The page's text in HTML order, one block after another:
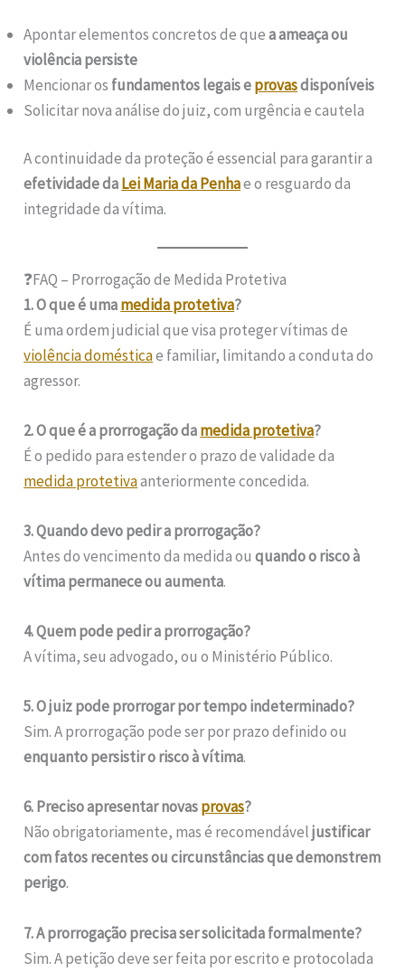
Apontar elementos concretos de quea ameaça ou
violência persiste
Mencionar os fundamentos legais eprovasdisponíveis
Solicitar nova análise do juiz, com urgência e cautela
A continuidade da proteção é essencial para garantir a
efetividade daLei Maria da Penhae o resguardo da
integridade da vítima.
❓FAQ – Prorrogação de Medida Protetiva
1. O que é umamedida protetiva?
É uma ordem judicial que visa proteger vítimas de
violência domésticae familiar, limitando a conduta do
agressor.
2. O que é a prorrogação damedida protetiva?
É o pedido para estender o prazo de validade da
medida protetivaanteriormente concedida.
3. Quando devo pedir a prorrogação?
Antes do vencimento da medida ouquando o risco à
vítima permanece ou aumenta.
4. Quem pode pedir a prorrogação?
A vítima, seu advogado, ou o Ministério Público.
5. O juiz pode prorrogar por tempo indeterminado?
Sim. A prorrogação pode ser por prazo definido ou
enquanto persistir o risco à vítima.
6. Preciso apresentar novasprovas?
Não obrigatoriamente, mas é recomendáveljustificar
com fatos recentes ou circunstâncias que demonstrem
perigo.
7. A prorrogação precisa ser solicitada formalmente?
Sim. A petição deve ser feita por escrito e protocolada